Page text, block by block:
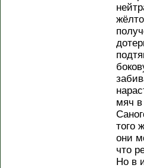
мяч в
того
они
что
Но в